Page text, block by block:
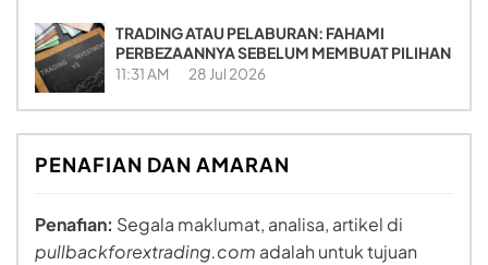
TRADING ATAU PELABURAN: FAHAMI
PERBEZAANNYA SEBELUM MEMBUAT PILIHAN
11:31 AM 28 Jul 2026
PENAFIAN DAN AMARAN
Penafian: Segala maklumat, analisa, artikel di
pullbackforextrading.com adalah untuk tujuan